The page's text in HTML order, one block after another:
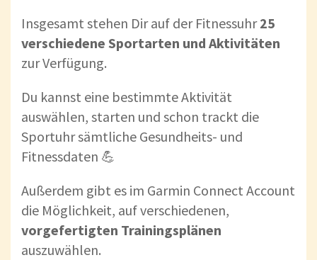
Insgesamt stehen Dir auf der Fitnessuhr25
verschiedene Sportarten und Aktivitäten
zur Verfügung.
Du kannst eine bestimmte Aktivität
auswählen, starten und schon trackt die
Sportuhr sämtliche Gesundheits- und
Fitnessdaten 💪
Außerdem gibt es im Garmin Connect Account
die Möglichkeit, auf verschiedenen,
vorgefertigten Trainingsplänen
auszuwählen.